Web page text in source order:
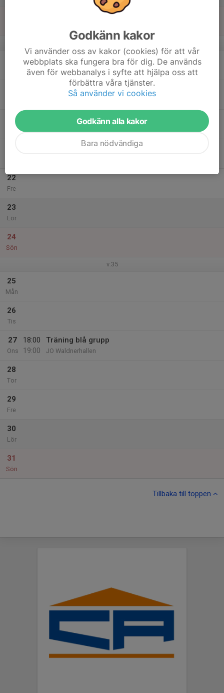
20
Ons
22
Fre
23
Lör
24
Sön
v.35
25
Mån
26
Tis
27
Ons
18:00
19:00
Träning blå grupp
JO Waldnerhallen
28
Tor
29
Fre
30
Lör
31
Sön
Tillbaka till toppen
Godkänn kakor
Vi använder oss av kakor (cookies) för att vår
webbplats ska fungera bra för dig. De används
även för webbanalys i syfte att hjälpa oss att
förbättra våra tjänster.
Så använder vi cookies
Godkänn alla kakor
Bara nödvändiga